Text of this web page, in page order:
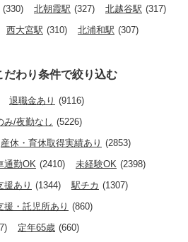
(330) 北朝霞駅 (327) 北越谷駅 (317)
西大宮駅 (310) 北浦和駅 (307)
わり条件で絞り込む
退職金あり (9116)
み/夜勤なし (5226)
産休・育休取得実績あり (2853)
通勤OK (2410) 未経験OK (2398)
援あり (1344) 駅チカ (1307)
援・託児所あり (860)
定年65歳 (660)